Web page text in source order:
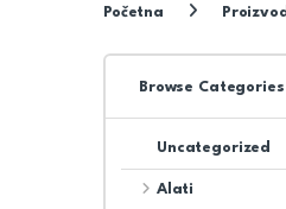
Početna
Browse Categories
Uncategorized
Alati